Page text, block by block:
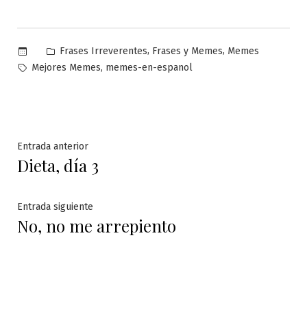
Publicado
en
Frases Irreverentes, Frases y Memes, Memes
Etiquetas:
Mejores Memes, memes-en-espanol
Navegación
de
entradas
Entrada anteriorEntrada
anterior:
Dieta, día 3
Entrada siguiente
siguiente:
No, no me arrepiento